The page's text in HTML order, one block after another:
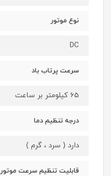
نوع موتور
DC
سرعت پرتاب باد
65 کیلومتر بر ساعت
درجه تنظیم دما
دارد ( سرد ، گرم )
قابلیت تنظیم سرعت موتور